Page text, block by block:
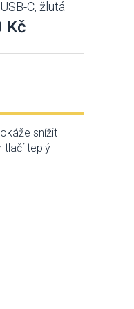
C, žlutá
Kč
snížit
tlačí teplý